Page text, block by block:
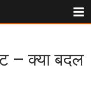
– क्या बदल